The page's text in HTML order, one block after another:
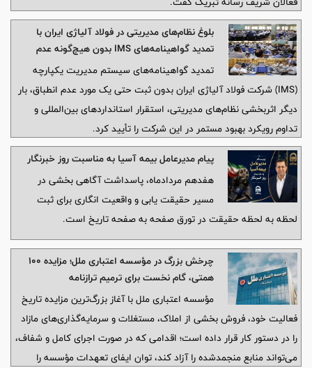
بلوغ نظام‌های مدیریتی در فولاد آلیاژی ایران با
تمدید گواهینامه‌های IMS بدون هیچ‌گونه عدم
انطباق تأیید شد
تمدید گواهینامه‌های سیستم مدیریت یکپارچه
(IMS) شرکت فولاد آلیاژی ایران بدون ثبت حتی یک مورد عدم انطباق، بار
دیگر اثربخشی نظام‌های مدیریتی، استقرار استانداردهای بین‌المللی و
تداوم رویکرد بهبود مستمر در این شرکت را تأیید کرد.
پیام مدیرعامل بیمه آسیا به مناسبت روز خبرنگار
هفدهم مردادماه، پاسداشت آگاهی بخشی در
مسیر حقیقت یابی و واقعیت انگاری برای ثبت
لحظه به لحظه حقیقت در تورق صفحه به صفحه تاریخ است.
چرخش بزرگ در مؤسسه اعتباری ملل؛ مزایده ۱۰۰
همتی، گام نخست برای ترمیم ترازنامه
مؤسسه اعتباری ملل با آغاز بزرگ‌ترین مزایده تاریخ
فعالیت خود، فروش بخشی از املاک، مستغلات و سرمایه‌گذاری‌های مازاد
را در دستور کار قرار داده است؛ اقدامی که در صورت اجرای کامل و شفاف،
می‌تواند منابع منجمدشده را آزاد کند، توان ایفای تعهدات مؤسسه را